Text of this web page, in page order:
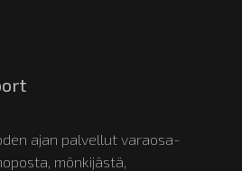
ajan palvellut varaosa-
mönkijästä,